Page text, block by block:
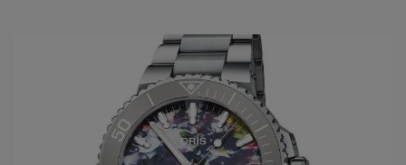
We zijn trots op onze lange geschiedenis en erfgoed - en we
vergeten het nooit wanneer we nieuwe uurwerken en
nieuwe horlogeontwerpen ontwikkelen. Een horloge van
Oris is gemaakt om lang mee te gaan en een leven lang
plezier te bieden.